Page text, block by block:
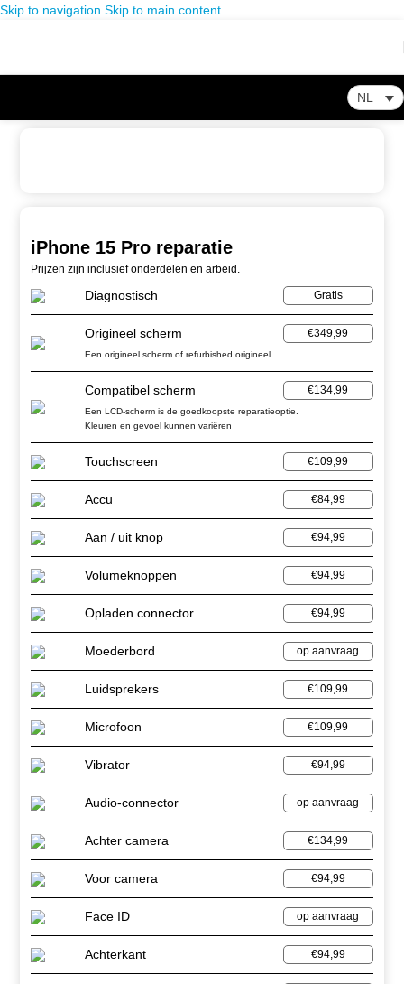
Skip to navigation Skip to main content
NL
iPhone 15 Pro reparatie
Prijzen zijn inclusief onderdelen en arbeid.
Diagnostisch Gratis
Origineel scherm €349,99
Een origineel scherm of refurbished origineel
Compatibel scherm €134,99
Een LCD-scherm is de goedkoopste reparatieoptie.
Kleuren en gevoel kunnen variëren
Touchscreen €109,99
Accu €84,99
Aan / uit knop €94,99
Volumeknoppen €94,99
Opladen connector €94,99
Moederbord op aanvraag
Luidsprekers €109,99
Microfoon €109,99
Vibrator €94,99
Audio-connector op aanvraag
Achter camera €134,99
Voor camera €94,99
Face ID op aanvraag
Achterkant €94,99